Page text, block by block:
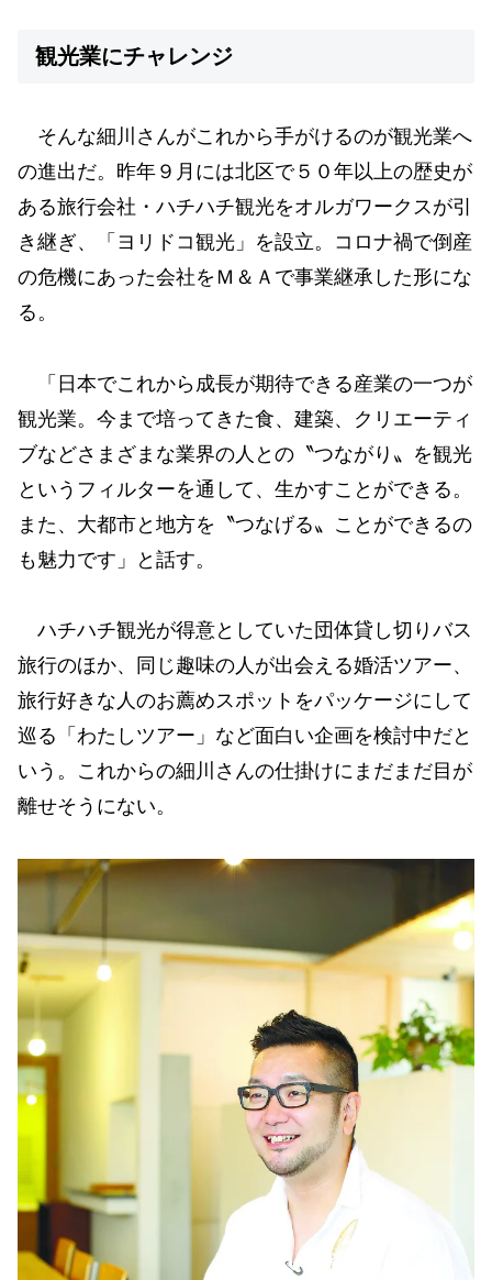
観光業にチャレンジ
そんな細川さんがこれから手がけるのが観光業へ
の進出だ。昨年９月には北区で５０年以上の歴史が
ある旅行会社・ハチハチ観光をオルガワークスが引
き継ぎ、「ヨリドコ観光」を設立。コロナ禍で倒産
の危機にあった会社をＭ＆Ａで事業継承した形にな
る。
「日本でこれから成長が期待できる産業の一つが
観光業。今まで培ってきた食、建築、クリエーティ
ブなどさまざまな業界の人との〝つながり〟を観光
というフィルターを通して、生かすことができる。
また、大都市と地方を〝つなげる〟ことができるの
も魅力です」と話す。
ハチハチ観光が得意としていた団体貸し切りバス
旅行のほか、同じ趣味の人が出会える婚活ツアー、
旅行好きな人のお薦めスポットをパッケージにして
巡る「わたしツアー」など面白い企画を検討中だと
いう。これからの細川さんの仕掛けにまだまだ目が
離せそうにない。